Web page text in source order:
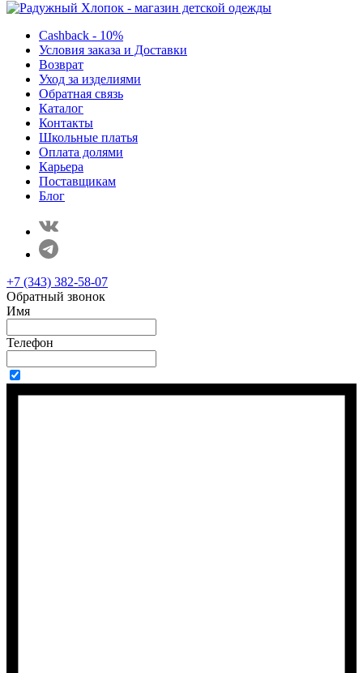
Cashback - 10%
Условия заказа и Доставки
Возврат
Уход за изделиями
Обратная связь
Каталог
Контакты
Школьные платья
Оплата долями
Карьера
Поставщикам
Блог
+7 (343) 382-58-07
Обратный звонок
Имя
Телефон